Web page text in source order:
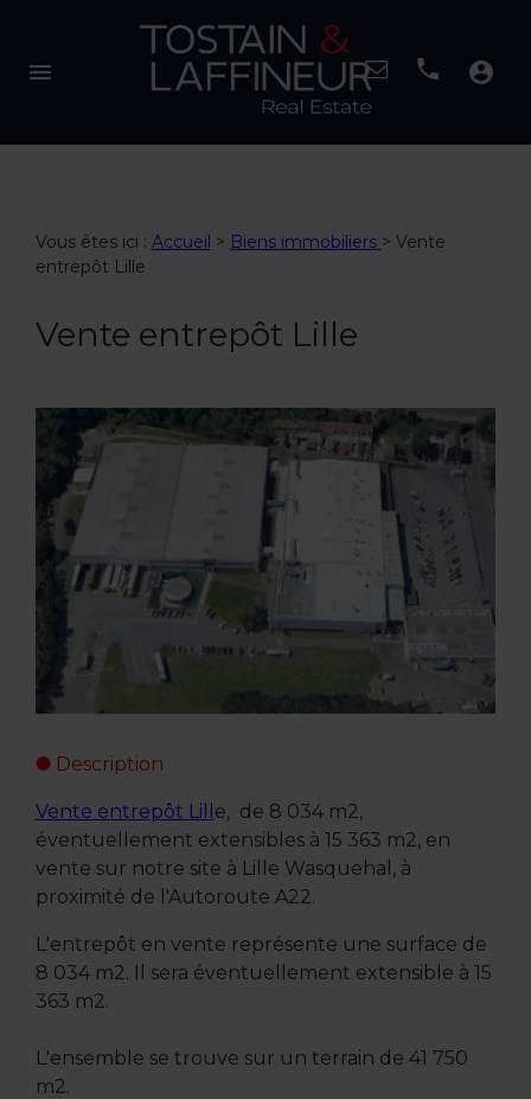
menu account_circle
Vous êtes ici : Accueil > Biens immobiliers > Vente
entrepôt Lille
Vente entrepôt Lille
Description
Vente entrepôt Lill e, de 8 034 m2,
éventuellement extensibles à 15 363 m2, en
vente sur notre site à Lille Wasquehal, à
proximité de l'Autoroute A22.
L'entrepôt en vente représente une surface de
8 034 m2. Il sera éventuellement extensible à 15
363 m2.
L'ensemble se trouve sur un terrain de 41 750
m2.